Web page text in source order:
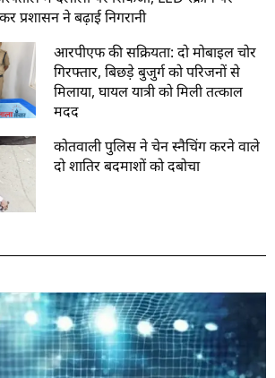
प्रशासन ने बढ़ाई निगरानी
आरपीएफ की सक्रियता: दो मोबाइल चोर
गिरफ्तार, बिछड़े बुजुर्ग को परिजनों से
मिलाया, घायल यात्री को मिली तत्काल
मदद
कोतवाली पुलिस ने चेन स्नैचिंग करने वाले
दो शातिर बदमाशों को दबोचा